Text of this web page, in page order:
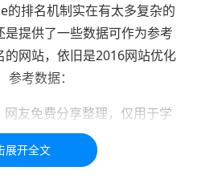
排名机制实在有太多复杂的
提供了一些数据可作为参考
网站，依旧是2016网站优化
考数据：
友免费分享整理，仅用于学
们48小时处理！！！！